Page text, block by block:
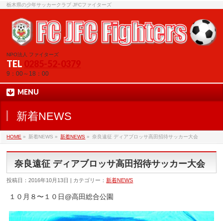
栃木県の少年サッカークラブ JFCファイターズ
NPO法人 ファイターズ
TEL 0285-52-0379
9：00～18：00
MENU
新着NEWS
HOME » 新着NEWS » 新着NEWS » 奈良遠征 ディアブロッサ高田招待サッカー大会
奈良遠征 ディアブロッサ高田招待サッカー大会
投稿日：2016年10月13日 | カテゴリー： 新着NEWS
１０月８〜１０日@高田総合公園